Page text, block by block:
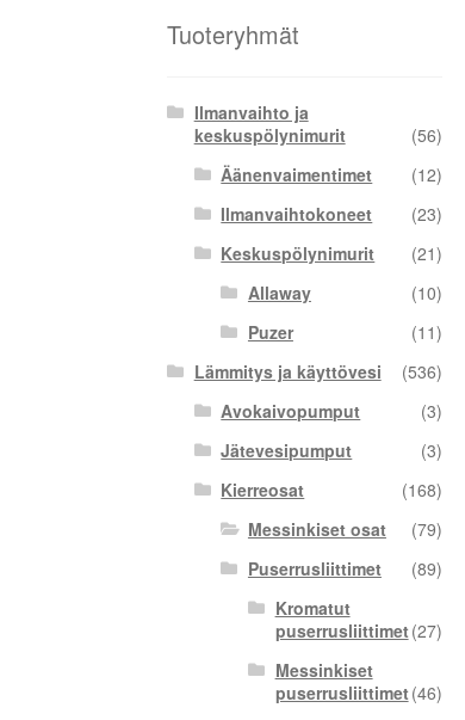
Tuoteryhmät
Ilmanvaihto ja
keskuspölynimurit
(56)
Äänenvaimentimet
(12)
Ilmanvaihtokoneet
(23)
Keskuspölynimurit
(21)
Allaway
(10)
Puzer
(11)
Lämmitys ja käyttövesi
(536)
Avokaivopumput
(3)
Jätevesipumput
(3)
Kierreosat
(168)
Messinkiset osat
(79)
Puserrusliittimet
(89)
Kromatut
puserrusliittimet(27)
Messinkiset
puserrusliittimet(46)